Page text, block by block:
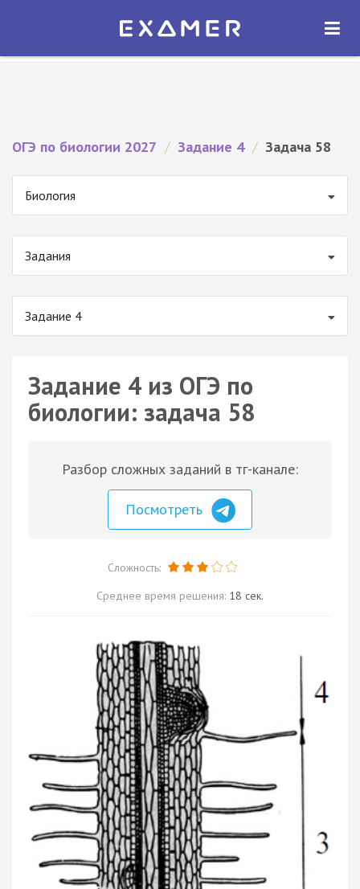
Экзамер — ЕГЭ 2027
ОТКРЫТЬ
ОГЭ по биологии 2027 / Задание 4 / Задача 58
Биология
Задания
Задание 4
Задание 4 из ОГЭ по
биологии: задача 58
Разбор сложных заданий в тг-канале:
Посмотреть
Сложность:
Среднее время решения: 18 сек.